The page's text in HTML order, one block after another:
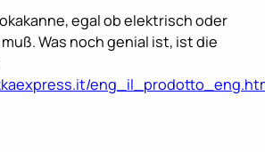
egal ob elektrisch oder
Was noch genial ist, ist die